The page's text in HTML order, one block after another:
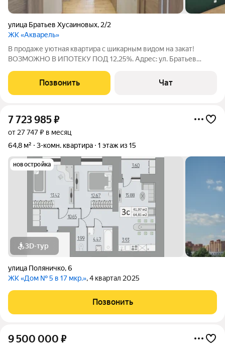
улица Братьев Хусаиновых, 2/2
ЖК «Акварель»
В продаже уютная квартира с шикарным видом на закат!
ВОЗМОЖНО В ИПОТЕКУ ПОД 12,25%. Адрес: ул. Братьев
Площадь: 73 м идеально продуманного пространства. Кухня-
Позвонить Чат
7 723 985₽
от 27 747 ₽ в месяц
64,8 м²
3-комн. квартира 1 этаж из 15
новостройка
3D-тур
улица Поляничко,6
ЖК «Дом № 5 в 17 мкр.», 4 квартал 2025
Позвонить
9 500 000 ₽